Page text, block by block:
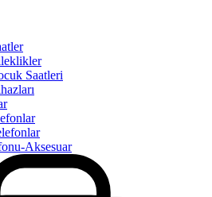
Saatleri
Aksesuar